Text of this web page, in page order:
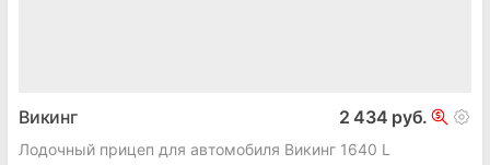
Викинг 2 434 руб.
Лодочный прицеп для автомобиля Викинг 1640 L